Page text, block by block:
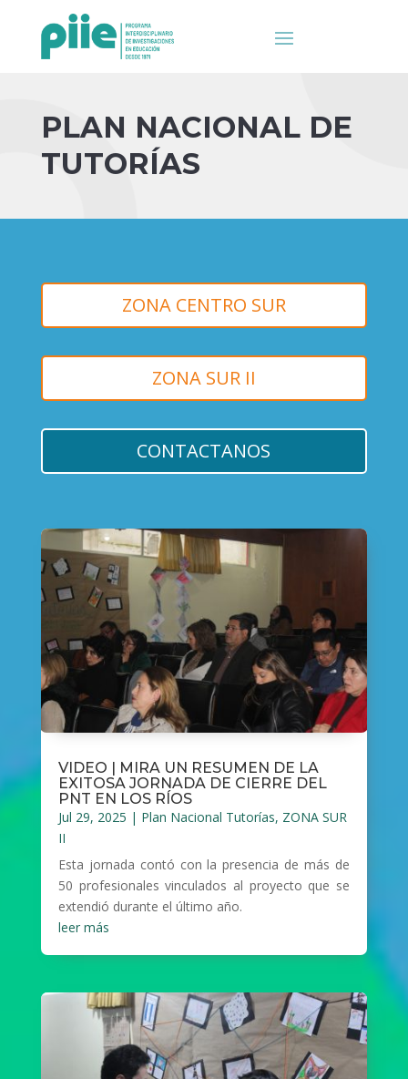
PLAN NACIONAL DE
TUTORÍAS
ZONA CENTRO SUR
ZONA SUR II
CONTACTANOS
VIDEO | MIRA UN RESUMEN DE LA
EXITOSA JORNADA DE CIERRE DEL
PNT EN LOS RÍOS
Jul 29, 2025 | Plan Nacional Tutorías, ZONA SUR
II
Esta jornada contó con la presencia de más de
50 profesionales vinculados al proyecto que se
extendió durante el último año.
leer más